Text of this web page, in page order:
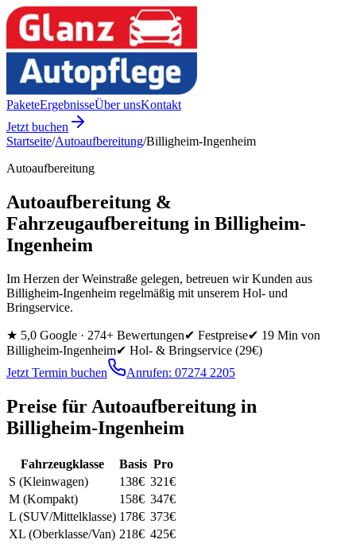
PaketeErgebnisseÜber unsKontakt
Jetzt buchen
Startseite/Autoaufbereitung/Billigheim-Ingenheim
Autoaufbereitung
Autoaufbereitung &
Fahrzeugaufbereitung in Billigheim-
Ingenheim
Im Herzen der Weinstraße gelegen, betreuen wir Kunden aus
Billigheim-Ingenheim regelmäßig mit unserem Hol- und
Bringservice.
★ 5,0 Google · 274+ Bewertungen✔ Festpreise✔ 19 Min von
Billigheim-Ingenheim✔ Hol- & Bringservice (29€)
Jetzt Termin buchen
Anrufen: 07274 2205
Preise für Autoaufbereitung in
Billigheim-Ingenheim
Fahrzeugklasse Basis Pro
S (Kleinwagen)
138€ 321€
M (Kompakt)
158€ 347€
L (SUV/Mittelklasse) 178€ 373€
XL (Oberklasse/Van) 218€ 425€